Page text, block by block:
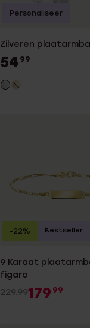
Zilveren
54 99
Personaliseer
9 Karaat
figaro
229.99179 99
-22% Bestseller